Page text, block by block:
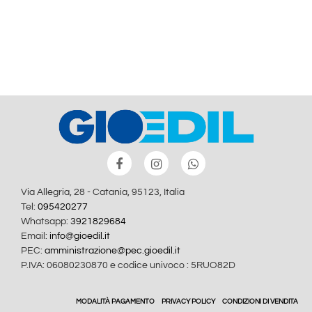
Via Allegria, 28 - Catania, 95123, Italia
Tel: 095420277
Whatsapp: 3921829684
Email: info@gioedil.it
PEC: amministrazione@pec.gioedil.it
P.IVA: 06080230870 e codice univoco : 5RUO82D
MODALITÀ PAGAMENTO PRIVACY POLICY CONDIZIONI DI VENDITA